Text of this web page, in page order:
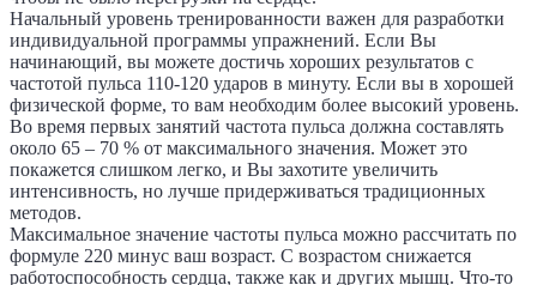
Начальный уровень тренированности важен для разработки
индивидуальной программы упражнений. Если Вы
начинающий, вы можете достичь хороших результатов с
частотой пульса 110-120 ударов в минуту. Если вы в хорошей
физической форме, то вам необходим более высокий уровень.
Во время первых занятий частота пульса должна составлять
около 65 – 70 % от максимального значения. Может это
покажется слишком легко, и Вы захотите увеличить
интенсивность, но лучше придерживаться традиционных
методов.
Максимальное значение частоты пульса можно рассчитать по
формуле 220 минус ваш возраст. С возрастом снижается
работоспособность сердца, также как и других мышц. Что-то